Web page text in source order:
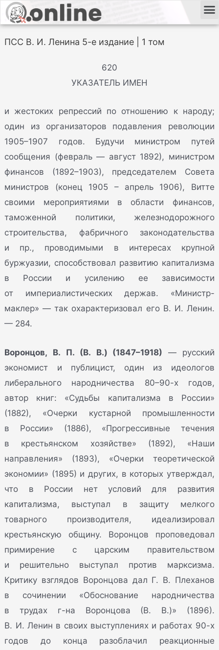
ПСС В. И. Ленина 5-е издание | 1 том
620
УКАЗАТЕЛЬ ИМЕН
и жестоких репрессий по отношению к народу;
один из организаторов подавления революции
1905–1907 годов. Будучи министром путей
сообщения (февраль — август 1892), министром
финансов (1892–1903), председателем Совета
министров (конец 1905 – апрель 1906), Витте
своими мероприятиями в области финансов,
таможенной политики, железнодорожного
строительства, фабричного законодательства
и пр., проводимыми в интересах крупной
буржуазии, способствовал развитию капитализма
в России и усилению ее зависимости
от империалистических держав. «Министр-
маклер» — так охарактеризовал его В. И. Ленин.
— 284.
Воронцов, В. П. (В. В.) (1847–1918) — русский
экономист и публицист, один из идеологов
либерального народничества 80–90-х годов,
автор книг: «Судьбы капитализма в России»
(1882), «Очерки кустарной промышленности
в России» (1886), «Прогрессивные течения
в крестьянском хозяйстве» (1892), «Наши
направления» (1893), «Очерки теоретической
экономии» (1895) и других, в которых утверждал,
что в России нет условий для развития
капитализма, выступал в защиту мелкого
товарного производителя, идеализировал
крестьянскую общину. Воронцов проповедовал
примирение с царским правительством
и решительно выступал против марксизма.
Критику взглядов Воронцова дал Г. В. Плеханов
в сочинении «Обоснование народничества
в трудах г-на Воронцова (В. В.)» (1896).
В. И. Ленин в своих выступлениях и работах 90-х
годов до конца разоблачил реакционные